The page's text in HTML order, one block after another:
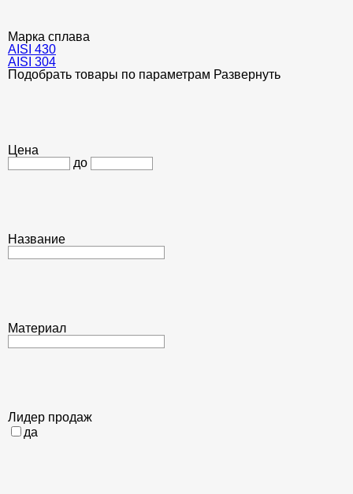
Марка сплава
AISI 430
AISI 304
Подобрать товары по параметрам Развернуть
Цена
до
Название
Материал
Лидер продаж
да